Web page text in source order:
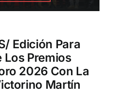
Edición Para
Los Premios
2026 Con La
Martín